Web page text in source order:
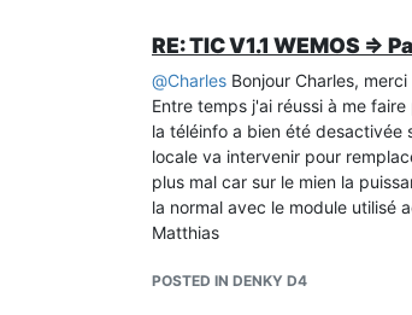
  },
  "ver": 1
RE: TIC V1.1 WEMOS =>
@Charles Bonjour Charles,
Entre temps j'ai réussi à me
la téléinfo a bien été desactivée
locale va intervenir pour
plus mal car sur le mien la
la normal avec le module utilisé
Matthias
POSTED IN DENKY D4